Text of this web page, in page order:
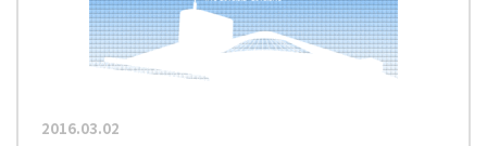
2016.03.02